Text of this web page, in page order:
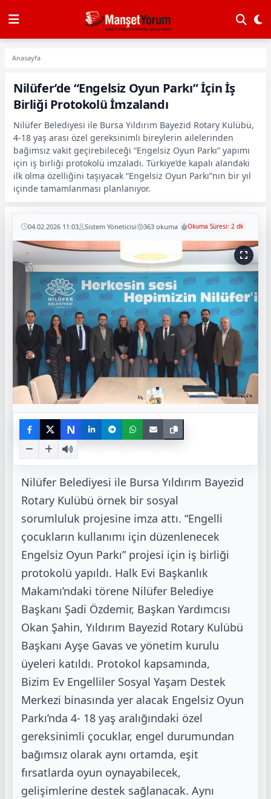
Anasayfa
Nilüfer’de “Engelsiz Oyun Parkı” İçin İş
Birliği Protokolü İmzalandı
Nilüfer Belediyesi ile Bursa Yıldırım Bayezid Rotary Kulübü,
4-18 yaş arası özel gereksinimli bireylerin ailelerinden
bağımsız vakit geçirebileceği “Engelsiz Oyun Parkı” yapımı
için iş birliği protokolü imzaladı. Türkiye’de kapalı alandaki
ilk olma özelliğini taşıyacak “Engelsiz Oyun Parkı”nın bir yıl
içinde tamamlanması planlanıyor.
04.02.2026 11:03 Sistem Yöneticisi 363 okuma Okuma Süresi: 2 dk
N
Nilüfer Belediyesi ile Bursa Yıldırım Bayezid
Rotary Kulübü örnek bir sosyal
sorumluluk projesine imza attı. “Engelli
çocukların kullanımı için düzenlenecek
Engelsiz Oyun Parkı” projesi için iş birliği
protokolü yapıldı. Halk Evi Başkanlık
Makamı’ndaki törene Nilüfer Belediye
Başkanı Şadi Özdemir, Başkan Yardımcısı
Okan Şahin, Yıldırım Bayezid Rotary Kulübü
Başkanı Ayşe Gavas ve yönetim kurulu
üyeleri katıldı. Protokol kapsamında,
Bizim Ev Engelliler Sosyal Yaşam Destek
Merkezi binasında yer alacak Engelsiz Oyun
Parkı’nda 4- 18 yaş aralığındaki özel
gereksinimli çocuklar, engel durumundan
bağımsız olarak aynı ortamda, eşit
fırsatlarda oyun oynayabilecek,
gelişimlerine destek sağlanacak. Aynı